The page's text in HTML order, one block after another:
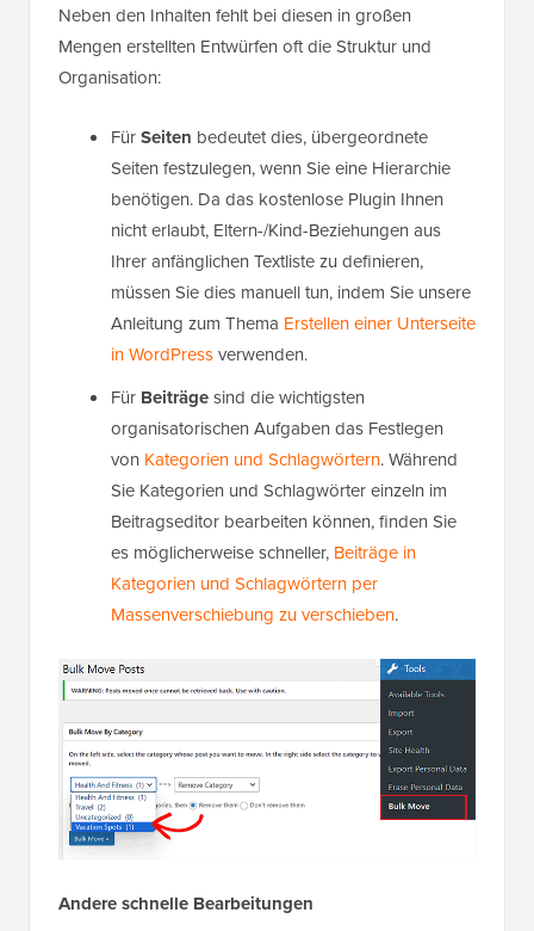
Neben den Inhalten fehlt bei diesen in großen
Mengen erstellten Entwürfen oft die Struktur und
Organisation:
FürSeiten bedeutet dies, übergeordnete
Seiten festzulegen, wenn Sie eine Hierarchie
benötigen. Da das kostenlose Plugin Ihnen
nicht erlaubt, Eltern-/Kind-Beziehungen aus
Ihrer anfänglichen Textliste zu definieren,
müssen Sie dies manuell tun, indem Sie unsere
Anleitung zum Thema Erstellen einer Unterseite
in WordPressverwenden.
Für Beiträgesind die wichtigsten
organisatorischen Aufgaben das Festlegen
von Kategorien und Schlagwörtern. Während
Sie Kategorien und Schlagwörter einzeln im
Beitragseditor bearbeiten können, finden Sie
es möglicherweise schneller, Beiträge in
Kategorien und Schlagwörtern per
Massenverschiebung zu verschieben.
Andere schnelle Bearbeitungen